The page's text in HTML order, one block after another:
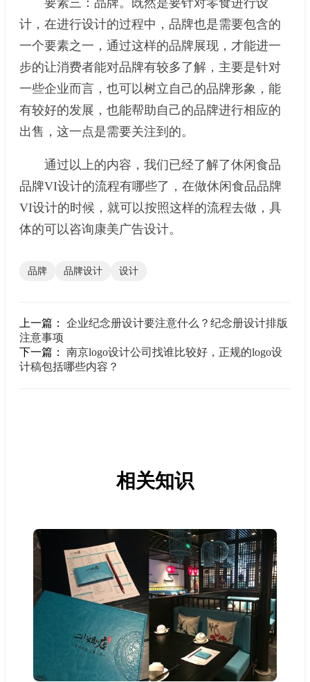
计，在进行设计的过程中，品牌也是需要包含的
一个要素之一，通过这样的品牌展现，才能进一
步的让消费者能对品牌有较多了解，主要是针对
一些企业而言，也可以树立自己的品牌形象，能
有较好的发展，也能帮助自己的品牌进行相应的
出售，这一点是需要关注到的。
通过以上的内容，我们已经了解了休闲食品
品牌VI设计的流程有哪些了，在做休闲食品品牌
VI设计的时候，就可以按照这样的流程去做，具
体的可以咨询康美广告设计。
品牌 品牌设计 设计
上一篇： 企业纪念册设计要注意什么？纪念册设计排版
注意事项
下一篇： 南京logo设计公司找谁比较好，正规的logo设
计稿包括哪些内容？
相关知识